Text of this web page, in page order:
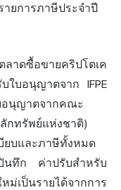
ยการภาษีประจำปี
ดซื้อขายคริปโตเค
ใบอนุญาตจาก IFPE
อนุญาตจากคณะ
กทรัพย์แห่งชาติ)
ยบและภาษีทั้งหมด
นทึก ค่าปรับสำหรับ
เป็นรายได้จากการ